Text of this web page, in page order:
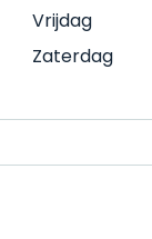
Vrijdag
Zaterdag